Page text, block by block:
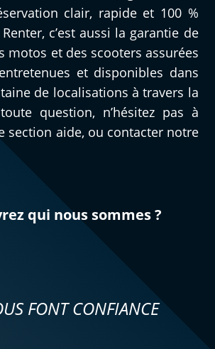
clair, rapide et 100 %
c’est aussi la garantie de
motos et des scooters assurées
et disponibles dans
de localisations à travers la
question, n’hésitez pas à
section aide, ou contacter notre
qui nous sommes ?
FONT CONFIANCE